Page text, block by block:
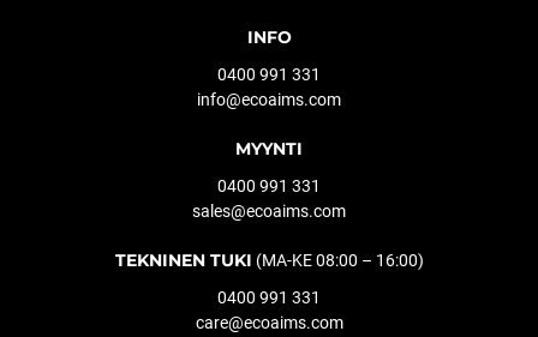
INFO
0400 991 331
info@ecoaims.com
MYYNTI
0400 991 331
sales@ecoaims.com
TEKNINEN TUKI (MA-KE 08:00 – 16:00)
0400 991 331
care@ecoaims.com